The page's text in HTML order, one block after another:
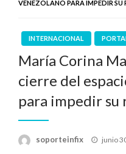
VENEZOLANO PARA IMPEDIR SU
INTERNACIONAL
María Corina
cierre del
para impedir su
soporteinfix junio